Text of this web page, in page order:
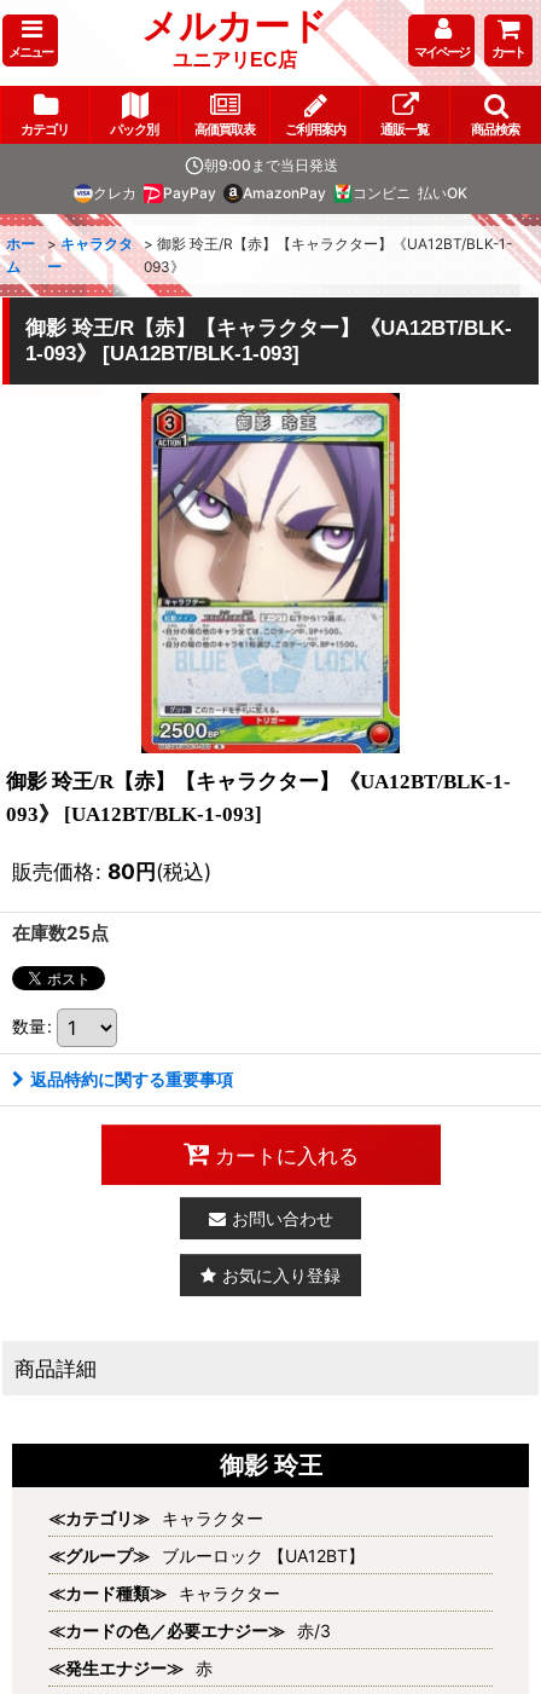
メニュー
メルカード
ユニアリEC店 マイページ カート
カテゴリ パック別 高価買取表 ご利用案内 通販一覧 商品検索
朝9:00まで当日発送
クレカ
PayPay AmazonPay コンビニ 払いOK
ホー
ム
> キャラクタ
ー
> 御影 玲王/R【赤】【キャラクター】《UA12BT/BLK-1-
093》
御影 玲王/R【赤】【キャラクター】《UA12BT/BLK-
1-093》
[UA12BT/BLK-1-093]
御影 玲王/R【赤】【キャラクター】《UA12BT/BLK-1-
093》
[UA12BT/BLK-1-093]
販売価格: 80円(税込)
在庫数25点
数量:
返品特約に関する重要事項
カートに入れる
お問い合わせ
お気に入り登録
商品詳細
御影 玲王
≪カテゴリ≫
キャラクター
≪グループ≫
ブルーロック 【UA12BT】
≪カード種類≫
キャラクター
≪カードの色／必要エナジー≫ 赤/3
≪発生エナジー≫ 赤